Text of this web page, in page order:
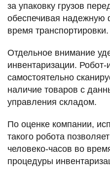
за упаковку грузов
обеспечивая надежную
время транспортировки.
Отдельное внимание
инвентаризации. Робот-
самостоятельно
наличие товаров с
управления складом.
По оценке компании,
такого робота
человеко-часов во
процедуры